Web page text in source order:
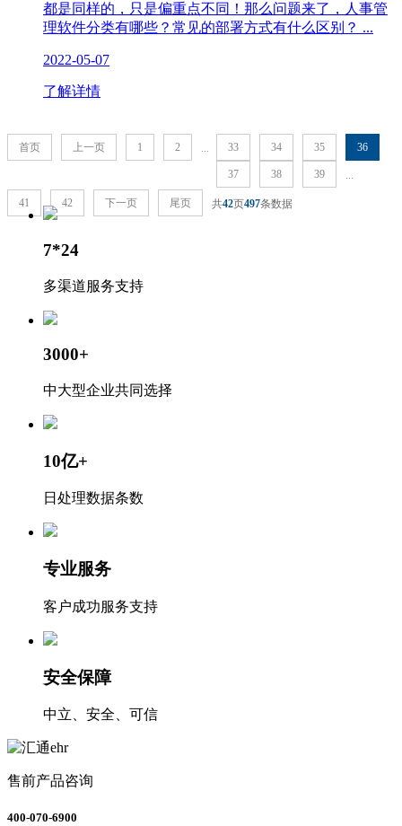
都是同样的，只是偏重点不同！那么问题来了，人事管
理软件分类有哪些？常见的部署方式有什么区别？ ...
2022-05-07
了解详情
首页 上一页 1 2 ... 33 34 35 36
37 38 39 ...
41 42 下一页 尾页 共42页497条数据
7*24
多渠道服务支持
3000+
中大型企业共同选择
10亿+
日处理数据条数
专业服务
客户成功服务支持
安全保障
中立、安全、可信
售前产品咨询
400-070-6900